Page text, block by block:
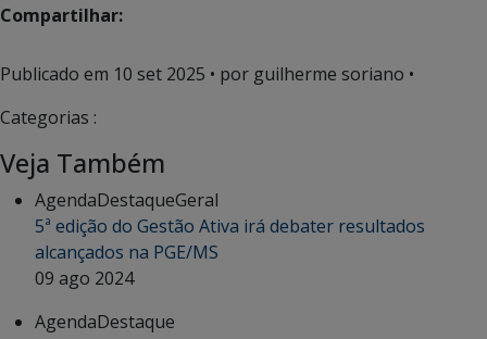
Compartilhar:
Publicado em 10 set 2025 • por guilherme soriano •
Categorias :
Veja Também
AgendaDestaqueGeral
5ª edição do Gestão Ativa irá debater resultados
alcançados na PGE/MS
09 ago 2024
AgendaDestaque